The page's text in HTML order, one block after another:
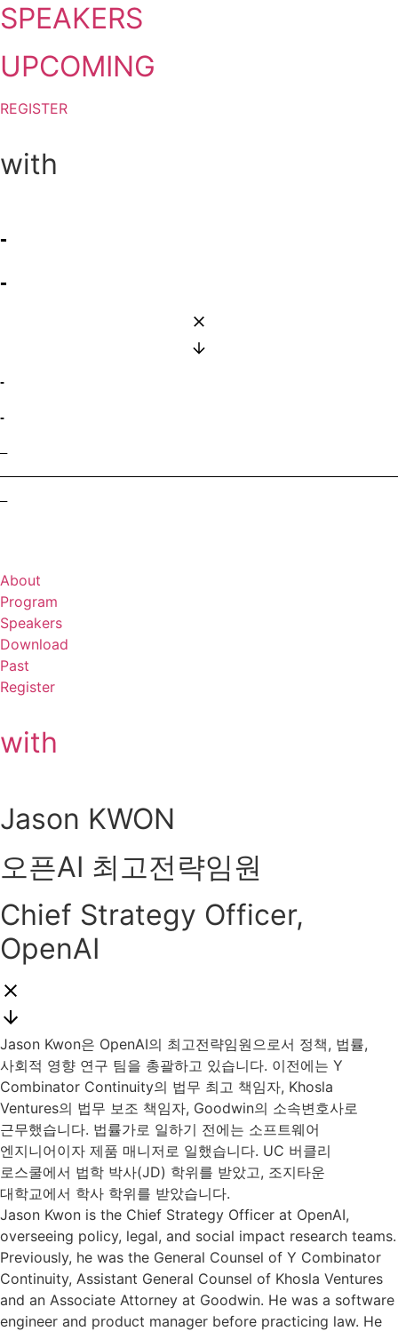
SPEAKERS
UPCOMING
REGISTER
with
-
-
-
-
–
–
About
Program
Speakers
Download
Past
Register
with
Jason KWON
오픈AI 최고전략임원
Chief Strategy Officer,
OpenAI
Jason Kwon은 OpenAI의 최고전략임원으로서 정책, 법률,
사회적 영향 연구 팀을 총괄하고 있습니다. 이전에는 Y
Combinator Continuity의 법무 최고 책임자, Khosla
Ventures의 법무 보조 책임자, Goodwin의 소속변호사로
근무했습니다. 법률가로 일하기 전에는 소프트웨어
엔지니어이자 제품 매니저로 일했습니다. UC 버클리
로스쿨에서 법학 박사(JD) 학위를 받았고, 조지타운
대학교에서 학사 학위를 받았습니다.
Jason Kwon is the Chief Strategy Officer at OpenAI,
overseeing policy, legal, and social impact research teams.
Previously, he was the General Counsel of Y Combinator
Continuity, Assistant General Counsel of Khosla Ventures
and an Associate Attorney at Goodwin. He was a software
engineer and product manager before practicing law. He